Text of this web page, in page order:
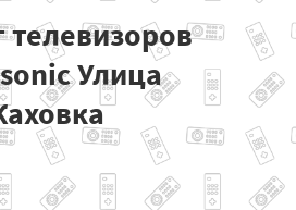
Улица